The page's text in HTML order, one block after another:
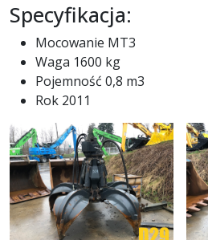
Specyfikacja:
Mocowanie MT3
Waga 1600 kg
Pojemność 0,8 m3
Rok 2011